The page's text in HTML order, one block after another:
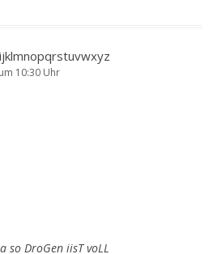
10:30 Uhr
so DroGen iisT voLL